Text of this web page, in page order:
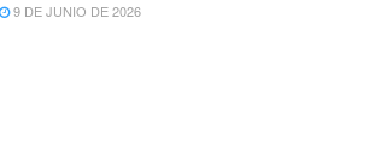
9 DE JUNIO DE 2026